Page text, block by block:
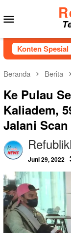
ke
konten
Konten Spesial
Sungai Aek
Beranda Berita
Ke Pulau
Kaliadem,
Jalani
Juni 29, 2022